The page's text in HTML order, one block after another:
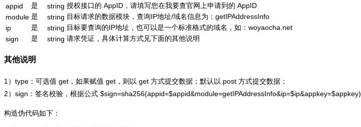
appid
是 string 授权接口的 AppID，请填写您在我要查官网上申请到的 AppID
module 是 string 目标请求的数据模块，查询IP地址/域名信息为：getIPAddressInfo
ip
是 string 目标要查询的IP地址，也可以是一个标准格式的域名，如：woyaocha.net
sign
是 string 请求凭证，具体计算方式见下面的其他说明
其他说明
1）type：可选值 get，如果赋值 get，则以 get 方式提交数据；默认以 post 方式提交数据；
2）sign：签名校验，根据公式 $sign=sha256(appid=$appid&module=getIPAddressInfo&ip=$ip&appkey=$appkey)
构造伪代码如下：